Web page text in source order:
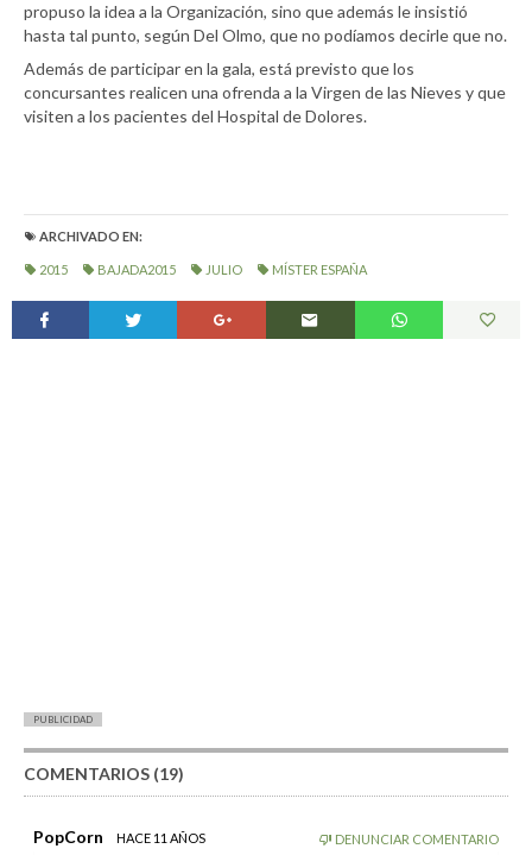
propuso la idea a la Organización, sino que además le insistió
hasta tal punto, según Del Olmo, que no podíamos decirle que no.
Además de participar en la gala, está previsto que los
concursantes realicen una ofrenda a la Virgen de las Nieves y que
visiten a los pacientes del Hospital de Dolores.
ARCHIVADO EN:
2015 BAJADA2015 JULIO MÍSTER ESPAÑA
PUBLICIDAD
COMENTARIOS (19)
PopCorn HACE 11 AÑOS DENUNCIAR COMENTARIO